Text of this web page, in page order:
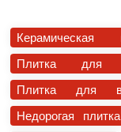
Керамическая
Плитка для
Плитка для
Недорогая плитка